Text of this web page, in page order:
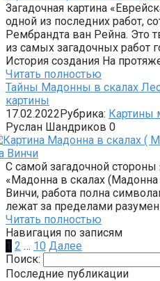
Загадочная картина
одной из последних работ,
Рембрандта ван Рейна. Это
из самых загадочных работ
История создания На
Читать полностью
Тайны Мадонны в скалах
картины
17.02.2022Рубрика: Картины
Руслан Шандриков 0
С самой загадочной стороны
«Мадонна в скалах
Винчи, работа полна
лежат за пределами
Читать полностью
Навигация по записям
1 2 … 10 Далее
Поиск:
Последние публикации